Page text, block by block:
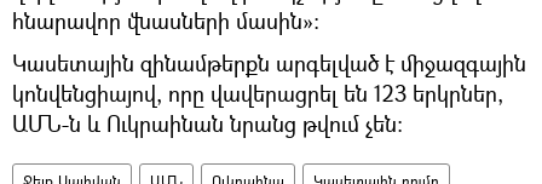
հնարավոր վնասների մասին»:
Կասետային զինամթերքն արգելված է միջազգային
կոնվենցիայով, որը վավերացրել են 123 երկրներ,
ԱՄՆ-ն և Ուկրաինան նրանց թվում չեն: